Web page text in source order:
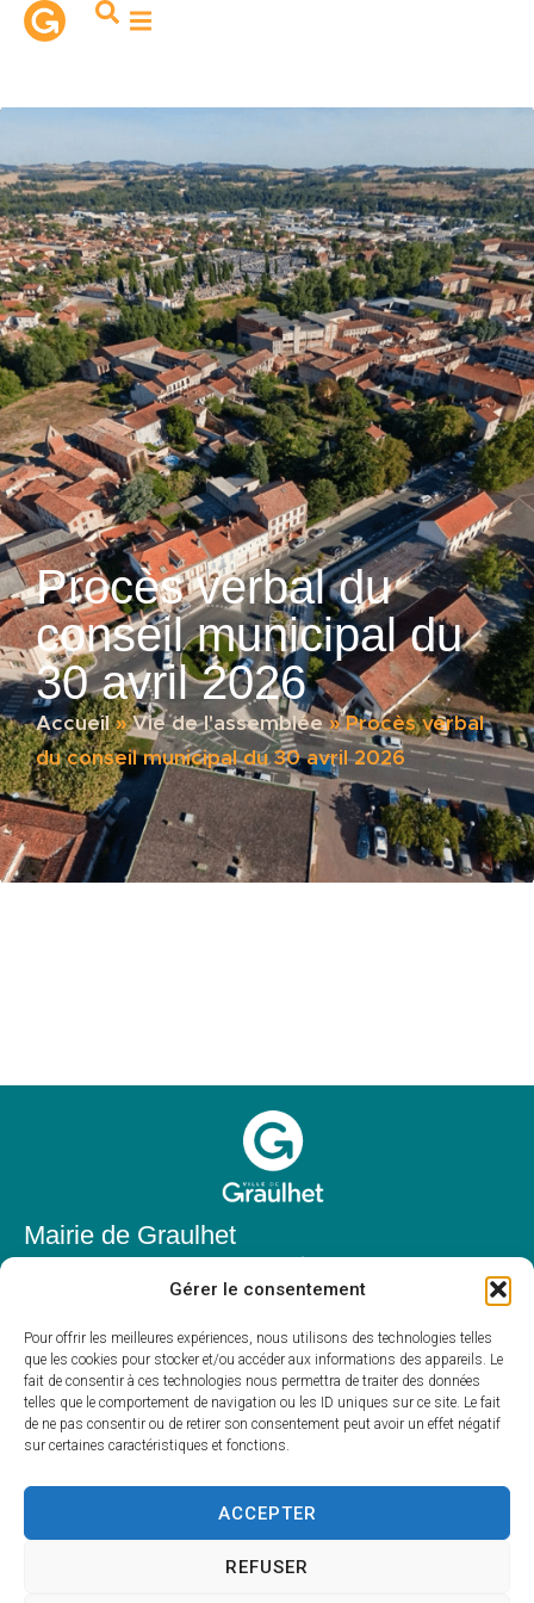
Gérer le consentement
Pour offrir les meilleures expériences, nous utilisons des technologies telles
que les cookies pour stocker et/ou accéder aux informations des appareils. Le
fait de consentir à ces technologies nous permettra de traiter des données
telles que le comportement de navigation ou les ID uniques sur ce site. Le fait
de ne pas consentir ou de retirer son consentement peut avoir un effet négatif
sur certaines caractéristiques et fonctions.
ACCEPTER
REFUSER
principal
Procès verbal du
conseil municipal du
30 avril 2026
Accueil»Vie de l'assemblée»Procès verbal
du conseil municipal du 30 avril 2026
Mairie de Graulhet
81300 Graulhet
05 63 42 85 50
mairie@mairie-graulhet.fr
Horaires d'ouverture
Du lundi au vendredi :